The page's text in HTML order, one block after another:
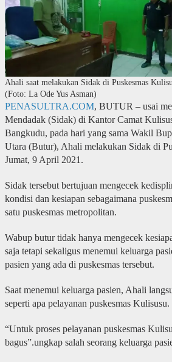
Ahali saat melakukan Sidak di Puskesmas
(Foto: La Ode Yus Asman)
PENASULTRA.COM, BUTUR – usai
Mendadak (Sidak) di Kantor Camat
Bangkudu, pada hari yang sama Wakil
Utara (Butur), Ahali melakukan Sidak di
Jumat, 9 April 2021.
Sidak tersebut bertujuan mengecek
kondisi dan kesiapan sebagaimana
satu puskesmas metropolitan.
Wabup butur tidak hanya mengecek
saja tetapi sekaligus menemui keluarga
pasien yang ada di puskesmas tersebut.
Saat menemui keluarga pasien, Ahali
seperti apa pelayanan puskesmas Kulisusu.
“Untuk proses pelayanan puskesmas
bagus”.ungkap salah seorang keluarga